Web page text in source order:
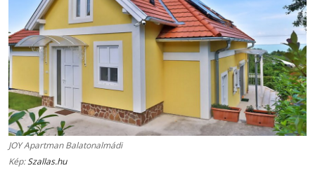
JOY Apartman Balatonalmádi
Kép:Szallas.hu